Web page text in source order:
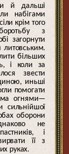
й дальші
набігами
крім того
з
загорнути
литовським.
більших
і коли за
звести
иньші
помогати
огнями—
оборони
не
і
її з
руках.